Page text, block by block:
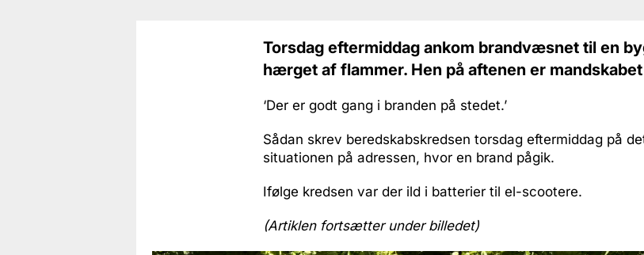
Torsdag eftermiddag ankom brandvæsnet til en
hærget af flammer. Hen på aftenen er
‘Der er godt gang i branden på stedet.’
Sådan skrev beredskabskredsen torsdag eftermiddag på
situationen på adressen, hvor en brand pågik.
Ifølge kredsen var der ild i batterier til el-scootere.
(Artiklen fortsætter under billedet)